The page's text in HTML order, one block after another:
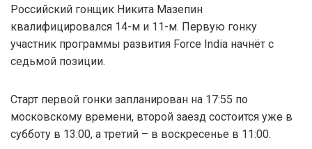
Российский гонщик Никита Мазепин
квалифицировался 14-м и 11-м. Первую гонку
участник программы развития Force India начнёт с
седьмой позиции.
Старт первой гонки запланирован на 17:55 по
московскому времени, второй заезд состоится уже в
субботу в 13:00, а третий – в воскресенье в 11:00.